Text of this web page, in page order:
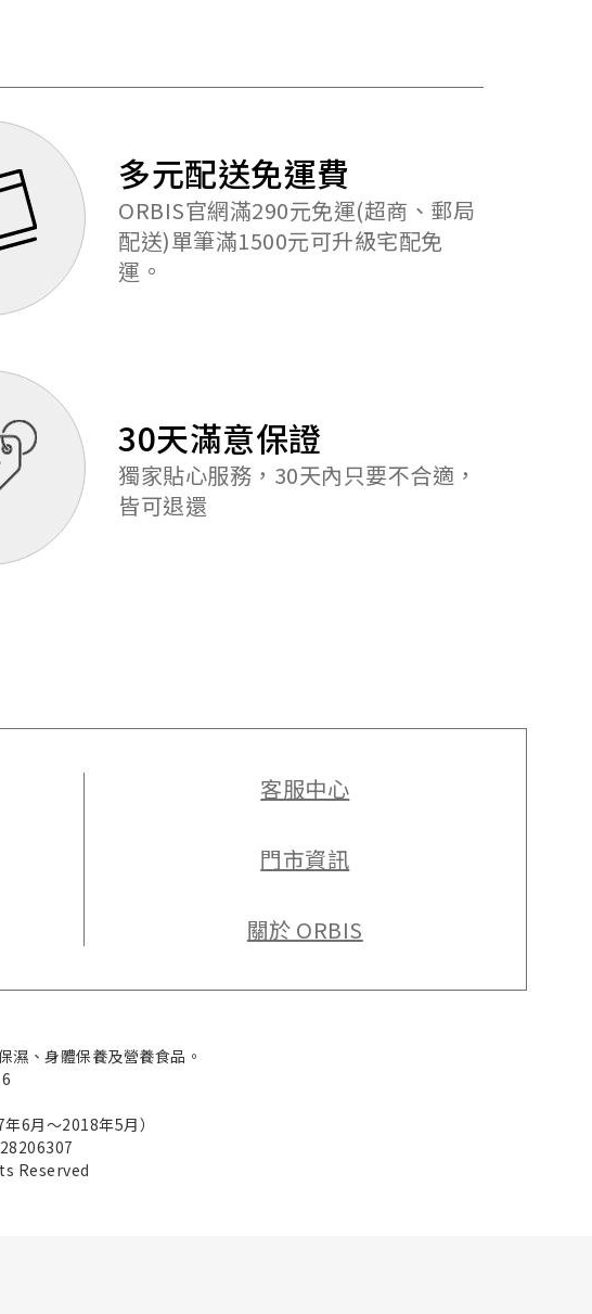
多元配送免運費
ORBIS官網滿290元免運(超商、郵局
配送)單筆滿1500元可升級宅配免
運。
30天滿意保證
獨家貼心服務，30天內只要不合適，
皆可退還
客服中心
門市資訊
關於 ORBIS
濕、身體保養及營養食品。
6月～2018年5月）
Reserved